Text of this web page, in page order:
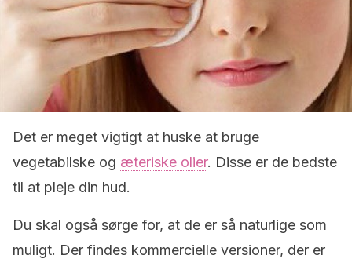
Det er meget vigtigt at huske at bruge
vegetabilske og æteriske olier. Disse er de bedste
til at pleje din hud.
Du skal også sørge for, at de er så naturlige som
muligt. Der findes kommercielle versioner, der er